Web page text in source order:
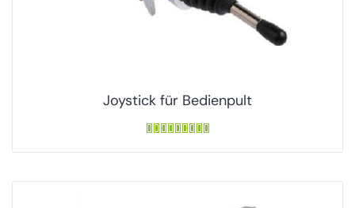
Joystick für Bedienpult